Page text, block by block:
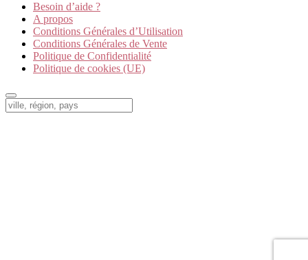
Besoin d’aide ?
A propos
Conditions Générales d’Utilisation
Conditions Générales de Vente
Politique de Confidentialité
Politique de cookies (UE)